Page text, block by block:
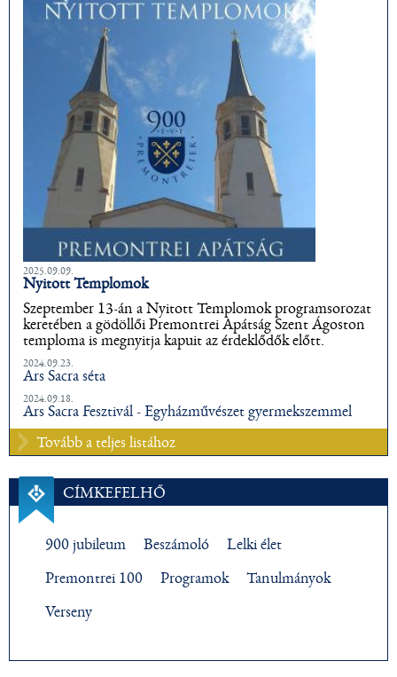
2025.09.09.
Nyitott Templomok
Szeptember 13-án a Nyitott Templomok programsorozat
keretében a gödöllői Premontrei Apátság Szent Ágoston
temploma is megnyitja kapuit az érdeklődők előtt.
2024.09.23.
Ars Sacra séta
2024.09.18.
Ars Sacra Fesztivál - Egyházművészet gyermekszemmel
Tovább a teljes listához
CÍMKEFELHŐ
900 jubileum Beszámoló Lelki élet
Premontrei 100 Programok Tanulmányok
Verseny